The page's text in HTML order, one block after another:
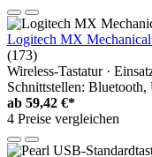
Logitech MX
(173)
Wireless-Tastatur ·
Schnittstellen:
ab 59,42 €*
4 Preise vergleichen